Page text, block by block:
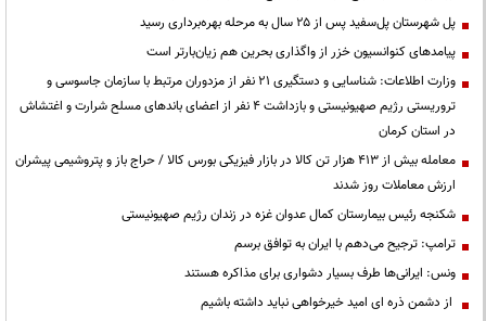
پل شهرستان پل‌سفید پس از ۲۵ سال به مرحله بهره‌برداری رسید
پیامدهای کنوانسیون خزر از واگذاری بحرین هم زیان‌بارتر است
وزارت اطلاعات: شناسایی و دستگیری ۲۱ نفر از مزدوران مرتبط با سازمان جاسوسی و
تروریستی رژیم صهیونیستی و بازداشت ۴ نفر از اعضای باندهای مسلح شرارت و اغتشاش
در استان کرمان
معامله بیش از ۴۱۳ هزار تن کالا در بازار فیزیکی بورس کالا / حراج باز و پتروشیمی پیشران
ارزش معاملات روز شدند
شکنجه رئیس بیمارستان کمال عدوان غزه در زندان رژیم صهیونیستی
ترامپ: ترجیح می‌دهم با ایران به توافق برسم
ونس: ایرانی‌ها طرف بسیار دشواری برای مذاکره هستند
از دشمن ذره ای امید خیرخواهی نباید داشته باشیم